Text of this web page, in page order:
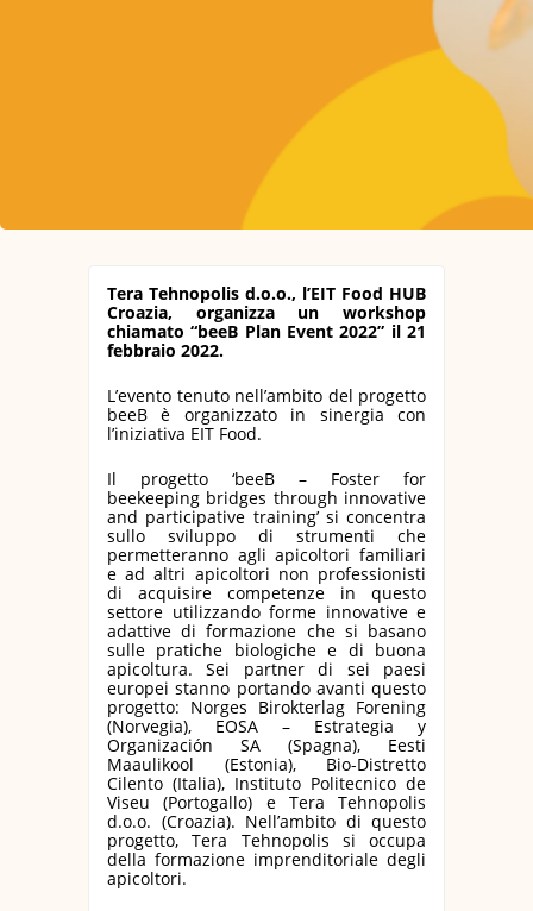
Tera Tehnopolis d.o.o., l’EIT Food HUB
Croazia, organizza un workshop
chiamato “beeB Plan Event 2022” il 21
febbraio 2022.
L’evento tenuto nell’ambito del progetto
beeB è organizzato in sinergia con
l’iniziativa EIT Food.
Il progetto ‘beeB – Foster for
beekeeping bridges through innovative
and participative training’ si concentra
sullo sviluppo di strumenti che
permetteranno agli apicoltori familiari
e ad altri apicoltori non professionisti
di acquisire competenze in questo
settore utilizzando forme innovative e
adattive di formazione che si basano
sulle pratiche biologiche e di buona
apicoltura. Sei partner di sei paesi
europei stanno portando avanti questo
progetto: Norges Birokterlag Forening
(Norvegia), EOSA – Estrategia y
Organización SA (Spagna), Eesti
Maaulikool (Estonia), Bio-Distretto
Cilento (Italia), Instituto Politecnico de
Viseu (Portogallo) e Tera Tehnopolis
d.o.o. (Croazia). Nell’ambito di questo
progetto, Tera Tehnopolis si occupa
della formazione imprenditoriale degli
apicoltori.